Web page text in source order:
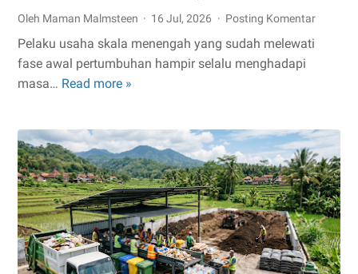
Oleh Maman Malmsteen 16 Jul, 2026 Posting Komentar
Pelaku usaha skala menengah yang sudah melewati
fase awal pertumbuhan hampir selalu menghadapi
masa… Read more »
Digital
yang
Sering
Diabaikan
Pelaku
Usaha
Skala